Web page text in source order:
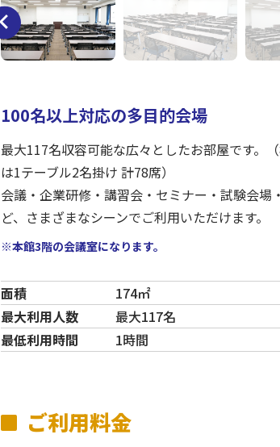
100名以上対応の多目的会場
最大117名収容可能な広々としたお部屋です。
は1テーブル2名掛け 計78席）
会議・企業研修・講習会・セミナー・試験会場
ど、さまざまなシーンでご利用いただけます。
※本館3階の会議室になります。
面積
174㎡
最大利用人数
最大117名
最低利用時間
1時間
ご利用料金